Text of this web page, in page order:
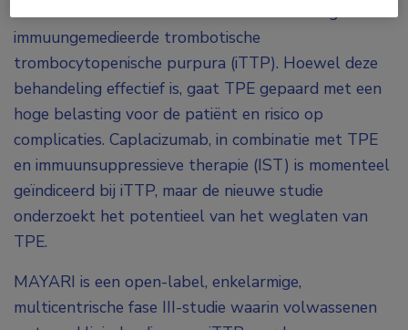
een essentieel onderdeel van de behandeling van
immuungemedieerde trombotische
trombocytopenische purpura (iTTP). Hoewel deze
behandeling effectief is, gaat TPE gepaard met een
hoge belasting voor de patiënt en risico op
complicaties. Caplacizumab, in combinatie met TPE
en immuunsuppressieve therapie (IST) is momenteel
geïndiceerd bij iTTP, maar de nieuwe studie
onderzoekt het potentieel van het weglaten van
TPE.
MAYARI is een open-label, enkelarmige,
multicentrische fase III-studie waarin volwassenen